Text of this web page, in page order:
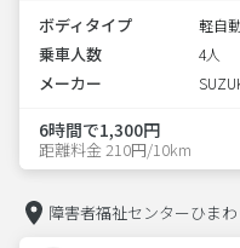
ボディタイプ 軽自
乗車人数 4人
メーカー
6時間で1,300円
距離料金 210円/10km
障害者福祉センターひま